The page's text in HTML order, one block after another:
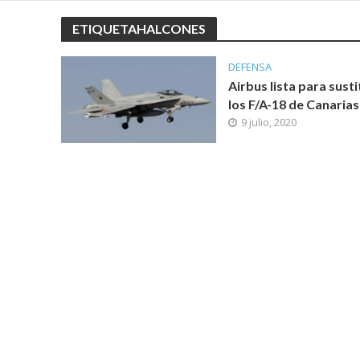
ETIQUETAHALCONES
DEFENSA
Airbus lista para
los F/A-18 de Canarias
9 julio, 2020